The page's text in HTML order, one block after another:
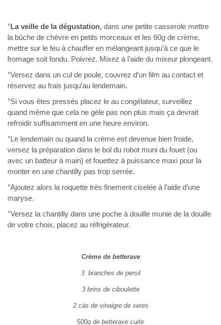
°La veille de la dégustation, dans une petite casserole mettre
la bûche de chèvre en petits morceaux et les 60g de crème,
mettre sur le feu à chauffer en mélangeant jusqu’à ce que le
fromage soit fondu. Poivrez. Mixez à l’aide du mixeur plongeant.
°Versez dans un cul de poule, couvrez d’un film au contact et
réservez au frais jusqu’au lendemain.
°Si vous êtes pressés placez le au congélateur, surveillez
quand même que cela ne gèle pas non plus mais ça devrait
refroidir suffisamment en une heure environ.
°Le lendemain ou quand la crème est devenue bien froide,
versez la préparation dans le bol du robot muni du fouet (ou
avec un batteur à main) et fouettez à puissance maxi pour la
monter en une chantilly pas trop serrée.
°Ajoutez alors la roquette très finement ciselée à l’aide d’une
maryse.
°Versez la chantilly dans une poche à douille munie de la douille
de votre choix, placez au réfrigérateur.
Crème de betterave
3 branches de persil
3 brins de ciboulette
2 càs de vinaigre de xeres
500g de betterave cuite